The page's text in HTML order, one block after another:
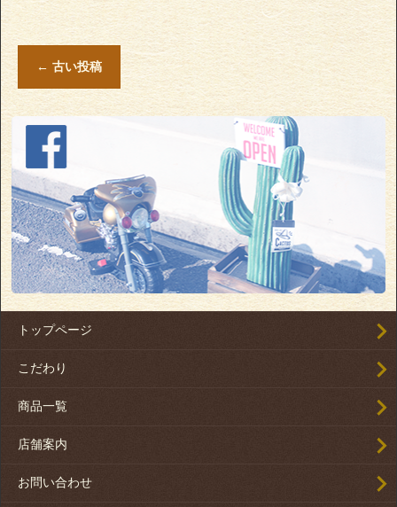
← 古い投稿
トップページ
こだわり
商品一覧
店舗案内
お問い合わせ